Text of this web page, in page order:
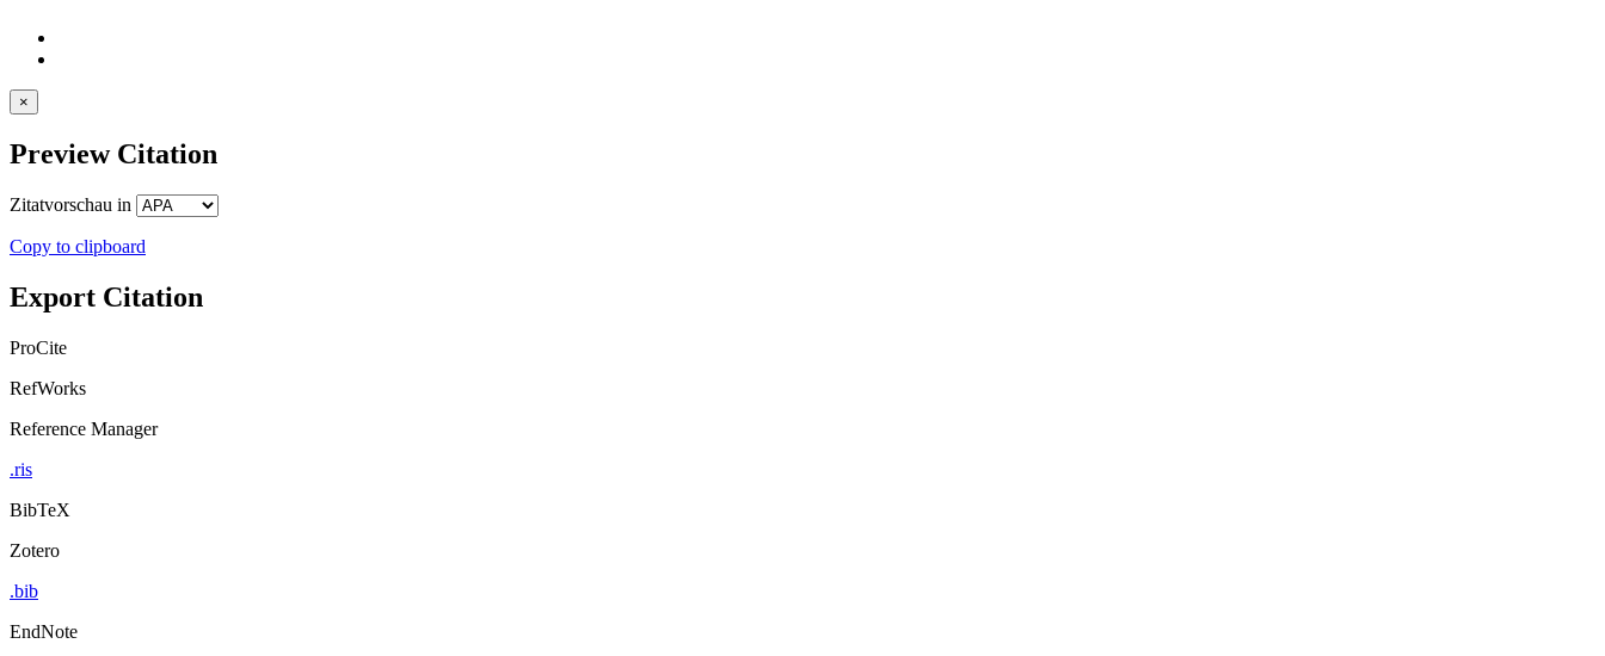
×
Preview Citation
Zitatvorschau in
Copy to clipboard
Export Citation
ProCite
RefWorks
Reference Manager
.ris
BibTeX
Zotero
.bib
EndNote